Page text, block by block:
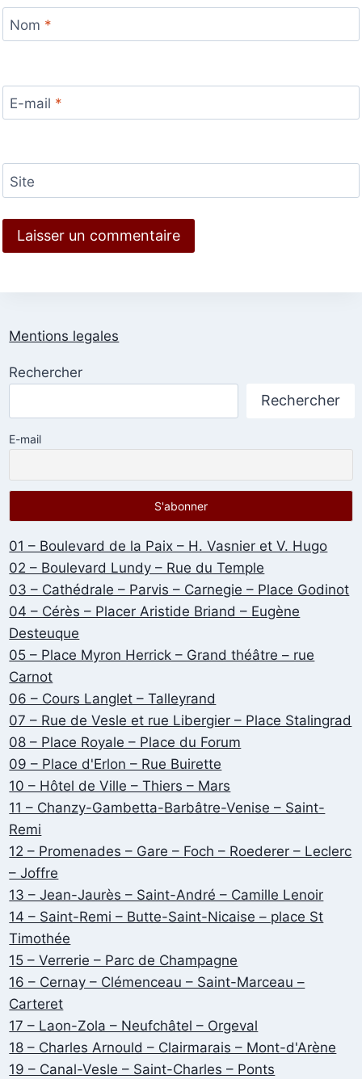
Nom *
E-mail *
Site
Mentions legales
Rechercher
Rechercher
E-mail
01 – Boulevard de la Paix – H. Vasnier et V. Hugo
02 – Boulevard Lundy – Rue du Temple
03 – Cathédrale – Parvis – Carnegie – Place Godinot
04 – Cérès – Placer Aristide Briand – Eugène
Desteuque
05 – Place Myron Herrick – Grand théâtre – rue
Carnot
06 – Cours Langlet – Talleyrand
07 – Rue de Vesle et rue Libergier – Place Stalingrad
08 – Place Royale – Place du Forum
09 – Place d'Erlon – Rue Buirette
10 – Hôtel de Ville – Thiers – Mars
11 – Chanzy-Gambetta-Barbâtre-Venise – Saint-
Remi
12 – Promenades – Gare – Foch – Roederer – Leclerc
– Joffre
13 – Jean-Jaurès – Saint-André – Camille Lenoir
14 – Saint-Remi – Butte-Saint-Nicaise – place St
Timothée
15 – Verrerie – Parc de Champagne
16 – Cernay – Clémenceau – Saint-Marceau –
Carteret
17 – Laon-Zola – Neufchâtel – Orgeval
18 – Charles Arnould – Clairmarais – Mont-d'Arène
19 – Canal-Vesle – Saint-Charles – Ponts